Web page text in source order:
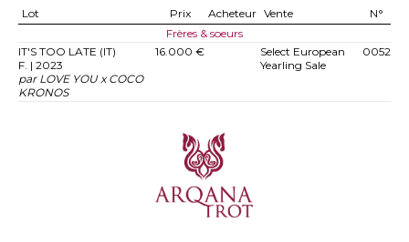
Lot Prix Acheteur Vente
N°
Frères & soeurs
IT'S TOO LATE (IT)
F. | 2023
par LOVE YOU x COCO
KRONOS
16.000 €
Select European
Yearling Sale
0052